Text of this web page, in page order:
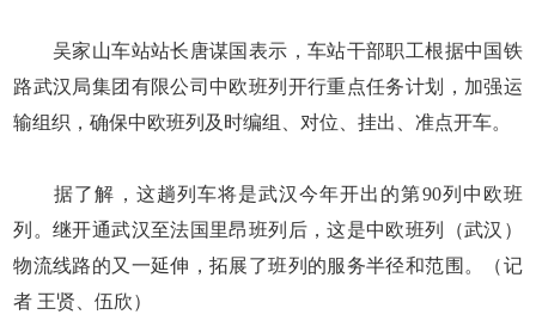
吴家山车站站长唐谋国表示，车站干部职工根据中国铁
路武汉局集团有限公司中欧班列开行重点任务计划，加强运
输组织，确保中欧班列及时编组、对位、挂出、准点开车。
据了解，这趟列车将是武汉今年开出的第90列中欧班
列。继开通武汉至法国里昂班列后，这是中欧班列（武汉）
物流线路的又一延伸，拓展了班列的服务半径和范围。（记
者 王贤、伍欣）